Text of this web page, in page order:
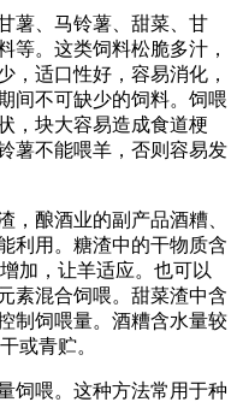
、马铃薯、甜菜、甘
等。这类饲料松脆多汁，
，适口性好，容易消化，
间不可缺少的饲料。饲喂
，块大容易造成食道梗
薯不能喂羊，否则容易发
酿酒业的副产品酒糟、
利用。糖渣中的干物质含
加，让羊适应。也可以
素混合饲喂。甜菜渣中含
制饲喂量。酒糟含水量较
或青贮。
喂。这种方法常用于种